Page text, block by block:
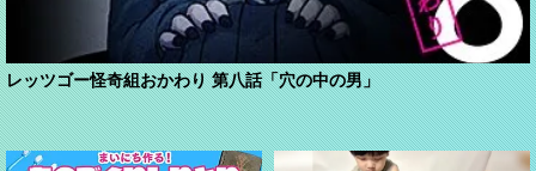
レッツゴー怪奇組おかわり 第八話「穴の中の男」